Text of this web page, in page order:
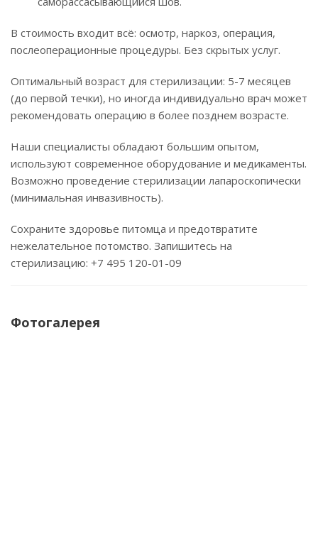
В стоимость входит всё: осмотр, наркоз, операция,
послеоперационные процедуры. Без скрытых услуг.
Оптимальный возраст для стерилизации: 5-7 месяцев
(до первой течки), но иногда индивидуально врач может
рекомендовать операцию в более позднем возрасте.
Наши специалисты обладают большим опытом,
используют современное оборудование и медикаменты.
Возможно проведение стерилизации лапароскопически
(минимальная инвазивность).
Сохраните здоровье питомца и предотвратите
нежелательное потомство. Запишитесь на
стерилизацию: +7 495 120-01-09
Фотогалерея